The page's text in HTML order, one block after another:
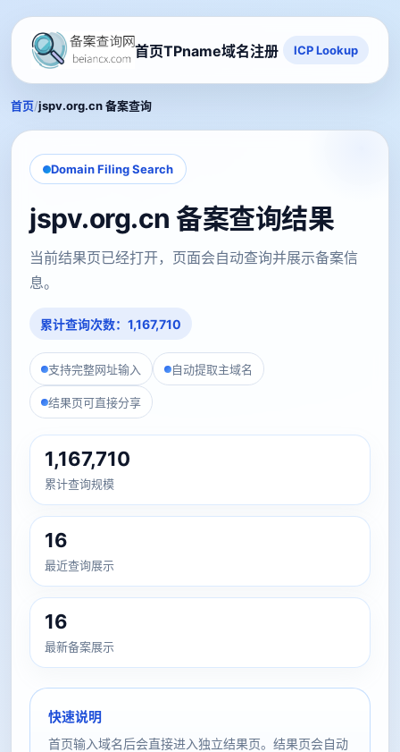
首页TPname域名注册 ICP Lookup
首页/jspv.org.cn 备案查询
Domain Filing Search
jspv.org.cn 备案查询结果
当前结果页已经打开，页面会自动查询并展示备案信
息。
累计查询次数：1,167,710
支持完整网址输入 自动提取主域名
结果页可直接分享
1,167,710
累计查询规模
16
最近查询展示
16
最新备案展示
快速说明
首页输入域名后会直接进入独立结果页。结果页会自动